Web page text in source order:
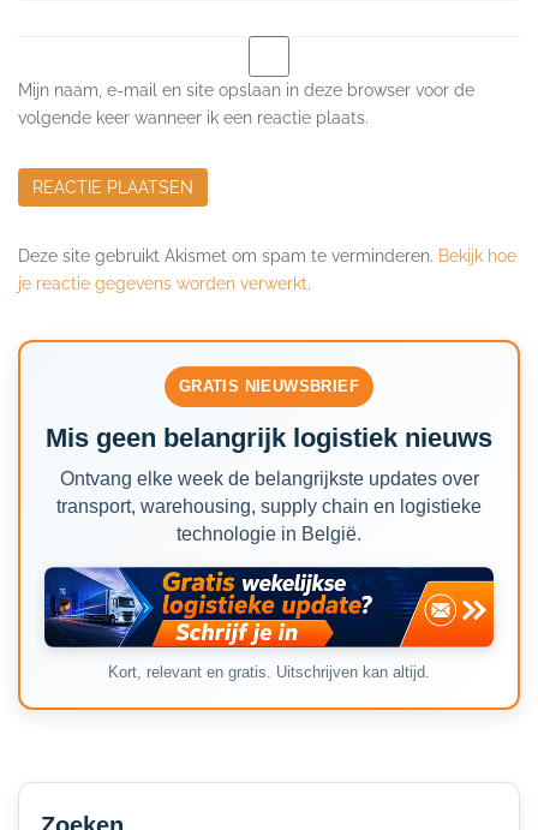
Mijn naam, e-mail en site opslaan in deze browser voor de
volgende keer wanneer ik een reactie plaats.
Deze site gebruikt Akismet om spam te verminderen. Bekijk hoe
je reactie gegevens worden verwerkt.
GRATIS NIEUWSBRIEF
Mis geen belangrijk logistiek nieuws
Ontvang elke week de belangrijkste updates over
transport, warehousing, supply chain en logistieke
technologie in België.
Kort, relevant en gratis. Uitschrijven kan altijd.
Secondary
Sidebar